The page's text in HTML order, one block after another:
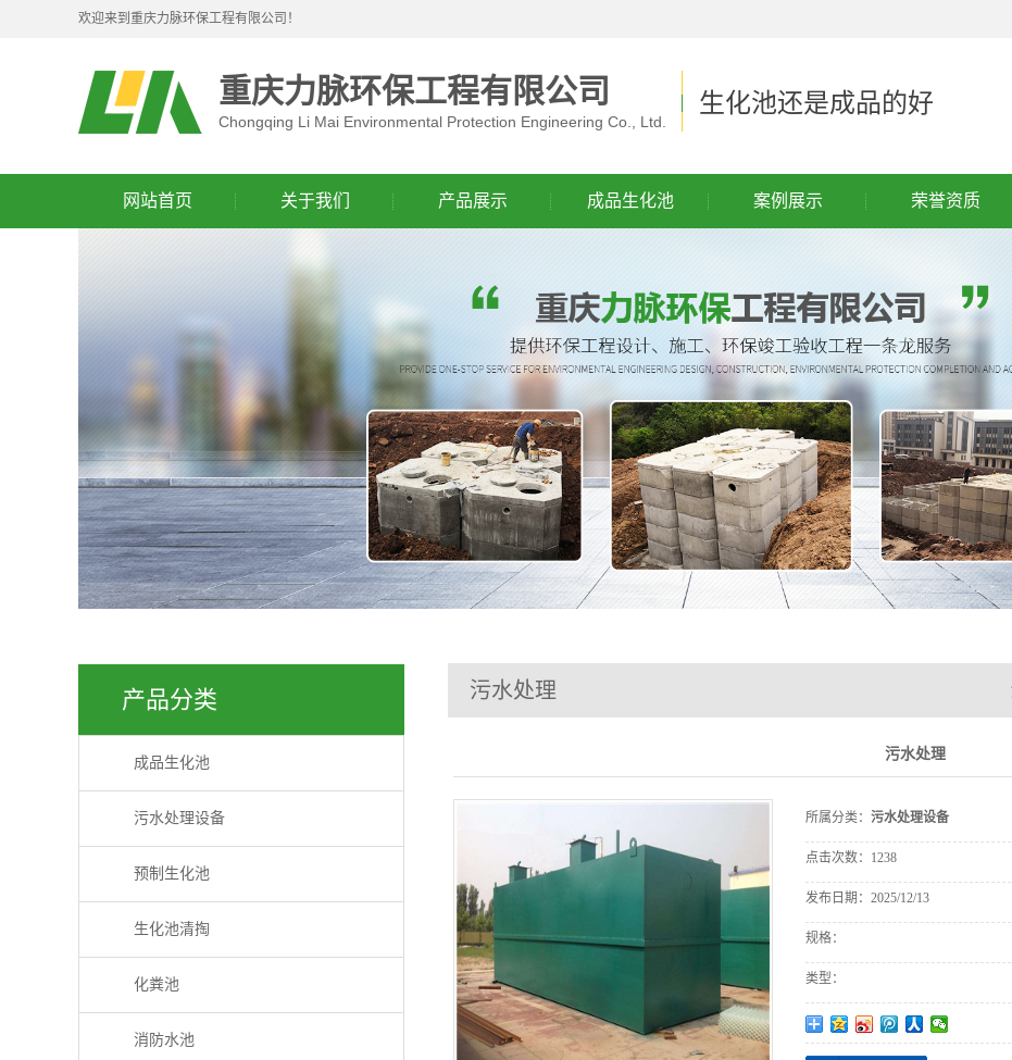
欢迎来到重庆力脉环保工程有限公司！
重庆力脉环保工程有限公司
Chongqing Li Mai Environmental Protection Engineering Co., Ltd.
生化池还是成品的好
网站首页 关于我们
营业执照
产品展示
污水处理设备
生化池清掏
化粪池
消防水池
检查井
路沿石
隔油池
成品生化池 案例展示 荣誉资质
产品分类
成品生化池
污水处理设备
预制生化池
生化池清掏
化粪池
消防水池
污水处理
污水处理
所属分类： 污水处理设备
点击次数： 1238
发布日期： 2025/12/13
规格：
类型：